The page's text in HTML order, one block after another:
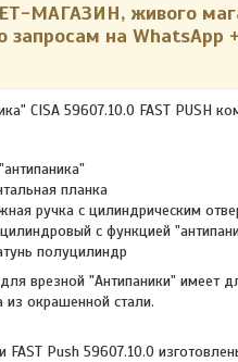
МАГАЗИН, живого
запросам на WhatsApp
CISA 59607.10.0 FAST PUSH
планка
ручка с цилиндрическим
с функцией
полуцилиндр
врезной "Антипаники"
из окрашенной стали.
FAST Push 59607.10.0